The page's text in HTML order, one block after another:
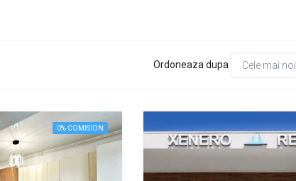
Ordoneaza dupa Cele mai noi
0% COMISION